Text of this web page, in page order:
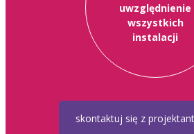
uwzględnienie
wszystkich
instalacji
skontaktuj się z